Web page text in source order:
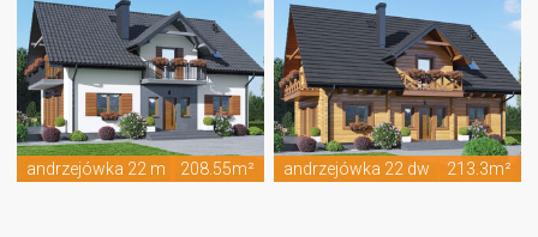
andrzejówka 22 m 208.55m² andrzejówka 22 dw 213.3m²